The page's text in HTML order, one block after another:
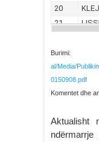
al/Media/
0150908.pdf
Komentet dhe
Aktualisht